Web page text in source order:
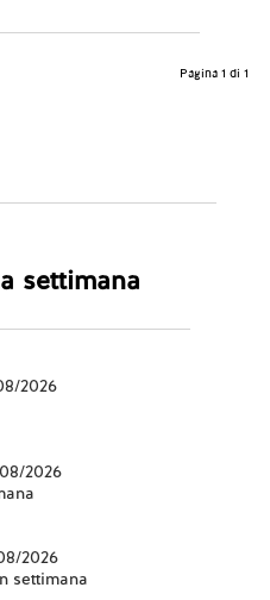
Pagina 1 di 1
settimana
2026
2026
2026
settimana